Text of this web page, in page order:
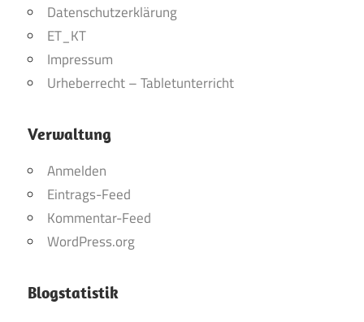
Datenschutzerklärung
ET_KT
Impressum
Urheberrecht – Tabletunterricht
Verwaltung
Anmelden
Eintrags-Feed
Kommentar-Feed
WordPress.org
Blogstatistik